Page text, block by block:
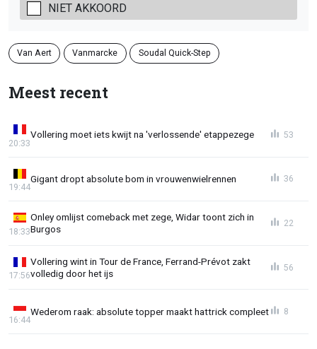
NIET AKKOORD
Van Aert Vanmarcke Soudal Quick-Step
Meest recent
Vollering moet iets kwijt na 'verlossende' etappezege
20:33
53
Gigant dropt absolute bom in vrouwenwielrennen
19:44
36
Onley omlijst comeback met zege, Widar toont zich in
Burgos
18:33
22
Vollering wint in Tour de France, Ferrand-Prévot zakt
volledig door het ijs
17:56
56
Wederom raak: absolute topper maakt hattrick compleet
16:44
8